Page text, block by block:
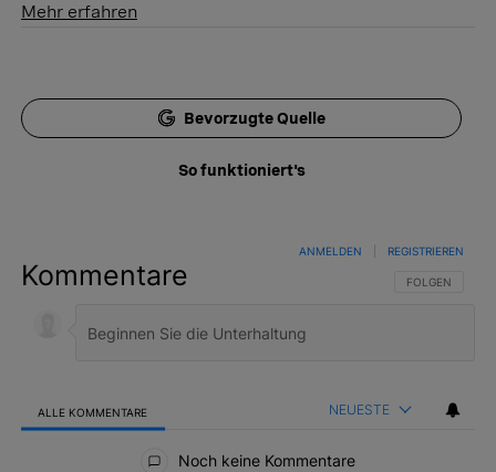
Mehr erfahren
Bevorzugte Quelle
So funktioniert's
Kommentare FOLGE DIESER
FOLGEN
ANMELDEN REGISTRIEREN
ALLE KOMMENTARE NEUESTE
Noch keine Kommentare